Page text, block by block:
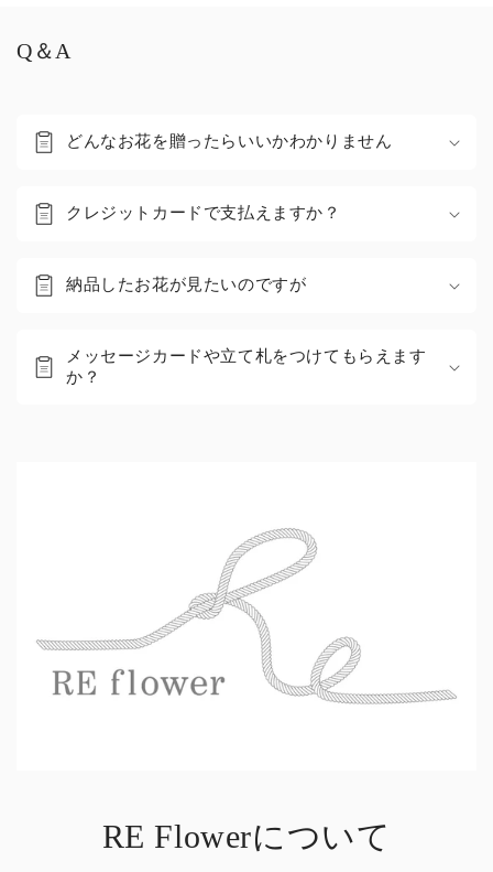
Q＆A
どんなお花を贈ったらいいかわかりません
クレジットカードで支払えますか？
納品したお花が見たいのですが
メッセージカードや立て札をつけてもらえます
か？
RE Flowerについて